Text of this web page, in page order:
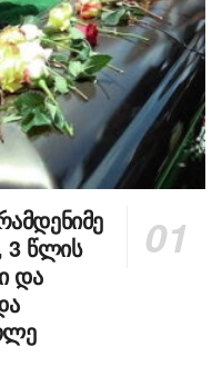
3 წლის
და